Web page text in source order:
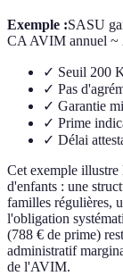
Exemple :SASU
CA AVIM annuel ~
✓ Seuil 200
✓ Pas
✓ Garantie
✓ Prime
✓ Délai
Cet exemple
d'enfants : une
familles régulières,
l'obligation
(788 € de prime)
administratif
de l'AVIM.